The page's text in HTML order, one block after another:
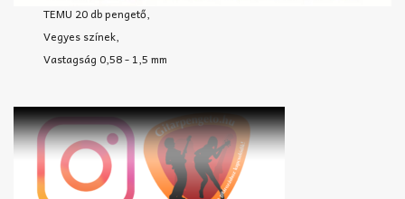
TEMU 20 db pengető,
Vegyes színek,
Vastagság 0,58 - 1,5 mm